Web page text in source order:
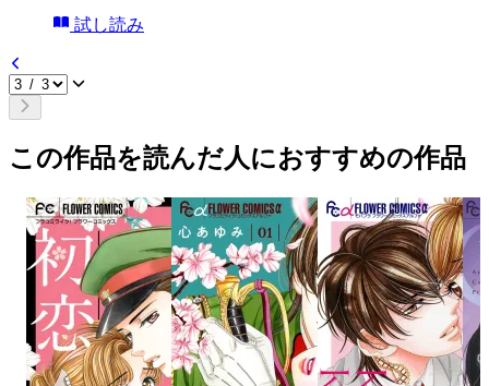
試し読み
この作品を読んだ人におすすめの作品